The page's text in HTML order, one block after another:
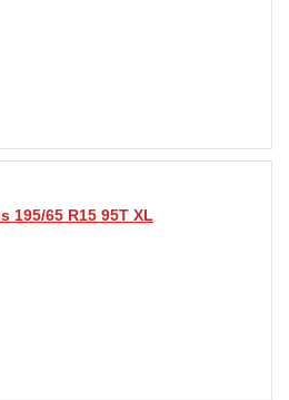
195/65 R15 95T XL